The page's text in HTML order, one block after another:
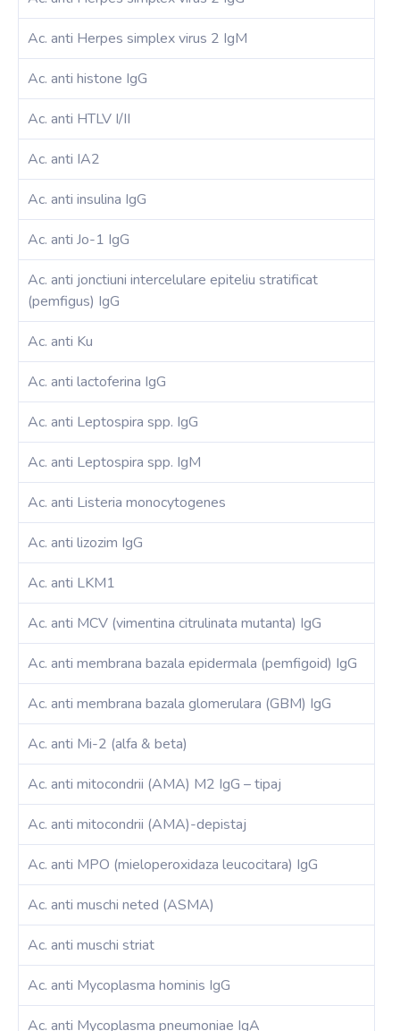
Ac. anti Herpes simplex virus 2 IgM
Ac. anti histone IgG
Ac. anti HTLV I/II
Ac. anti IA2
Ac. anti insulina IgG
Ac. anti Jo-1 IgG
Ac. anti jonctiuni intercelulare epiteliu stratificat
(pemfigus) IgG
Ac. anti Ku
Ac. anti lactoferina IgG
Ac. anti Leptospira spp. IgG
Ac. anti Leptospira spp. IgM
Ac. anti Listeria monocytogenes
Ac. anti lizozim IgG
Ac. anti LKM1
Ac. anti MCV (vimentina citrulinata mutanta) IgG
Ac. anti membrana bazala epidermala (pemfigoid) IgG
Ac. anti membrana bazala glomerulara (GBM) IgG
Ac. anti Mi-2 (alfa & beta)
Ac. anti mitocondrii (AMA) M2 IgG – tipaj
Ac. anti mitocondrii (AMA)-depistaj
Ac. anti MPO (mieloperoxidaza leucocitara) IgG
Ac. anti muschi neted (ASMA)
Ac. anti muschi striat
Ac. anti Mycoplasma hominis IgG
Ac. anti Mycoplasma pneumoniae IgA